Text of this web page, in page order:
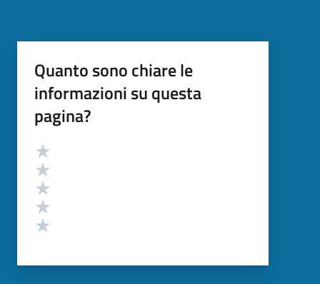
Quanto sono chiare le
informazioni su questa
pagina?
Valutazione